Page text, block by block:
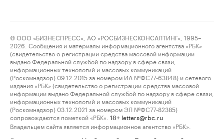
© ООО «БИЗНЕСПРЕСС», АО «РОСБИЗНЕСКОНСАЛТИНГ», 1995–
2026. Сообщения и материалы информационного агентства «РБК»
(свидетельство о регистрации средства массовой информации
выдано Федеральной службой по надзору в сфере связи,
информационных технологий и массовых коммуникаций
(Роскомнадзор) 09.12.2015 за номером ИА №ФС77-63848) и сетевого
издания «РБК» (свидетельство о регистрации средства массовой
информации выдано Федеральной службой по надзору в сфере связи,
информационных технологий и массовых коммуникаций
(Роскомнадзор) 03.12.2021 за номером ЭЛ №ФС77-82385)
сопровождаются пометкой «РБК».
18+ letters@rbc.ru
Владельцем сайта является информационное агентство «РБК».